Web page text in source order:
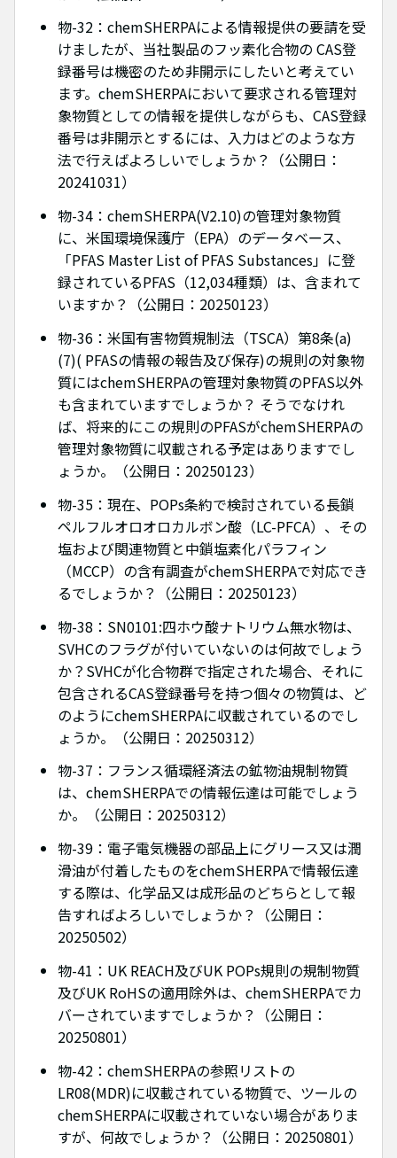
物-32：chemSHERPAによる情報提供の要請を受
けましたが、当社製品のフッ素化合物の CAS登
録番号は機密のため非開示にしたいと考えてい
ます。chemSHERPAにおいて要求される管理対
象物質としての情報を提供しながらも、CAS登録
番号は非開示とするには、入力はどのような方
法で行えばよろしいでしょうか？（公開日：
20241031）
物-34：chemSHERPA(V2.10)の管理対象物質
に、米国環境保護庁（EPA）のデータベース、
「PFAS Master List of PFAS Substances」に登
録されているPFAS（12,034種類）は、含まれて
いますか？（公開日：20250123）
物-36：米国有害物質規制法（TSCA）第8条(a)
(7)( PFASの情報の報告及び保存)の規則の対象物
質にはchemSHERPAの管理対象物質のPFAS以外
も含まれていますでしょうか？ そうでなけれ
ば、将来的にこの規則のPFASがchemSHERPAの
管理対象物質に収載される予定はありますでし
ょうか。（公開日：20250123）
物-35：現在、POPs条約で検討されている長鎖
ペルフルオロオロカルボン酸（LC-PFCA）、その
塩および関連物質と中鎖塩素化パラフィン
（MCCP）の含有調査がchemSHERPAで対応でき
るでしょうか？（公開日：20250123）
物-38：SN0101:四ホウ酸ナトリウム無水物は、
SVHCのフラグが付いていないのは何故でしょう
か？SVHCが化合物群で指定された場合、それに
包含されるCAS登録番号を持つ個々の物質は、ど
のようにchemSHERPAに収載されているのでし
ょうか。（公開日：20250312）
物-37：フランス循環経済法の鉱物油規制物質
は、chemSHERPAでの情報伝達は可能でしょう
か。（公開日：20250312）
物-39：電子電気機器の部品上にグリース又は潤
滑油が付着したものをchemSHERPAで情報伝達
する際は、化学品又は成形品のどちらとして報
告すればよろしいでしょうか？（公開日：
20250502）
物-41：UK REACH及びUK POPs規則の規制物質
及びUK RoHSの適用除外は、chemSHERPAでカ
バーされていますでしょうか？（公開日：
20250801）
物-42：chemSHERPAの参照リストの
LR08(MDR)に収載されている物質で、ツールの
chemSHERPAに収載されていない場合がありま
すが、何故でしょうか？（公開日：20250801）